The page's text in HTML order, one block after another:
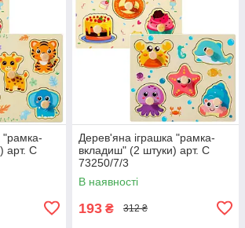
"рамка-
арт. C
Дерев'яна іграшка "рамка-
вкладиш" (2 штуки) арт. C
73250/7/3
В наявності
193 ₴ 312 ₴